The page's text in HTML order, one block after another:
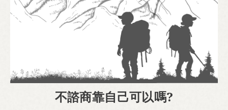
不諮商靠自己可以嗎?